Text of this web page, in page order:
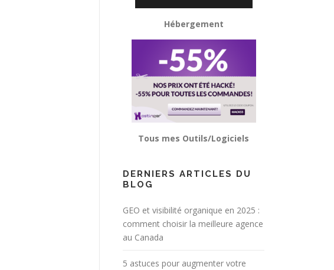
Hébergement
Tous mes Outils/Logiciels
DERNIERS ARTICLES DU
BLOG
GEO et visibilité organique en 2025 :
comment choisir la meilleure agence
au Canada
5 astuces pour augmenter votre